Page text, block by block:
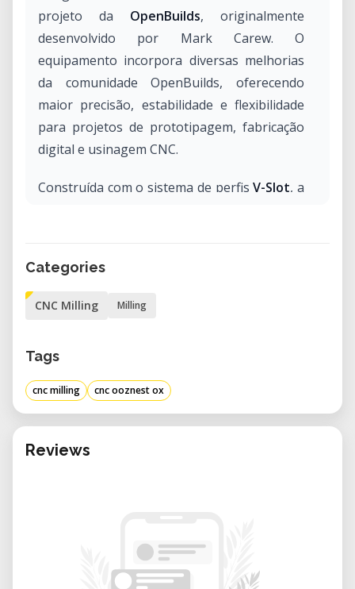
projeto da OpenBuilds, originalmente
desenvolvido por Mark Carew. O
equipamento incorpora diversas melhorias
da comunidade OpenBuilds, oferecendo
maior precisão, estabilidade e flexibilidade
para projetos de prototipagem, fabricação
digital e usinagem CNC.
Construída com o sistema de perfisV-Slot, a
oficinas que procuram uma solução versátil
para a fabricação de peças personalizadas.
Estrutura em perfis de alumínio V-Slot
30 rodas sólidas Delrin ou Xtreme V para
Design modular, fácil de personalizar e
Categories
CNC Milling Milling
Tags
cnc milling cnc ooznest ox
Reviews